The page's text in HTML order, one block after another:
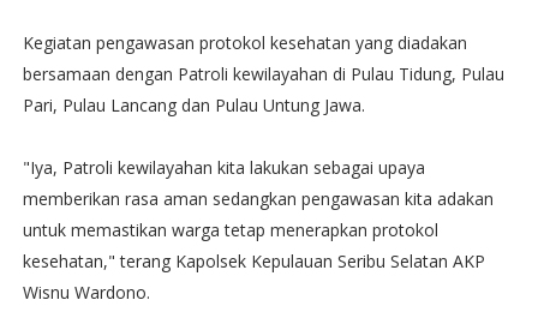
Kegiatan pengawasan protokol kesehatan yang diadakan
bersamaan dengan Patroli kewilayahan di Pulau Tidung, Pulau
Pari, Pulau Lancang dan Pulau Untung Jawa.
"Iya, Patroli kewilayahan kita lakukan sebagai upaya
memberikan rasa aman sedangkan pengawasan kita adakan
untuk memastikan warga tetap menerapkan protokol
kesehatan," terang Kapolsek Kepulauan Seribu Selatan AKP
Wisnu Wardono.